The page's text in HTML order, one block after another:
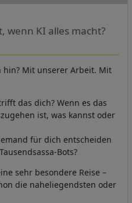
wenn KI alles macht?
Mit unserer Arbeit. Mit
das dich? Wenn es das
ist, was kannst oder
für dich entscheiden
Bots?
sehr besondere Reise –
die naheliegendsten oder